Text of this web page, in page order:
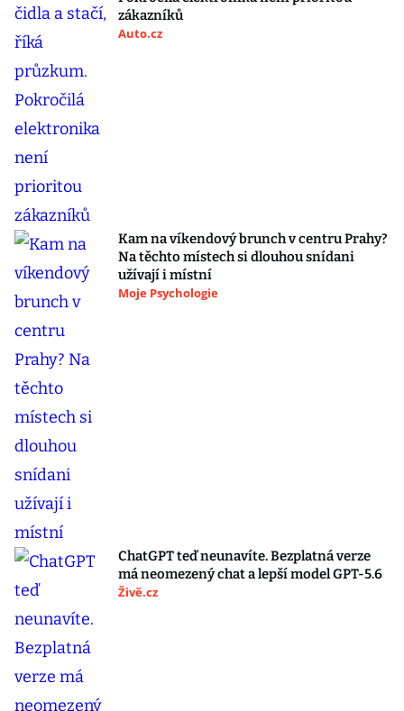
zákazníků
Auto.cz
Kam na víkendový brunch v centru Prahy?
Na těchto místech si dlouhou snídani
užívají i místní
Moje Psychologie
ChatGPT teď neunavíte. Bezplatná verze
má neomezený chat a lepší model GPT-5.6
Živě.cz